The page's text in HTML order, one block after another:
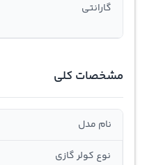
گارانتی
مشخصات کلی
نام مدل
نوع کولر گازی